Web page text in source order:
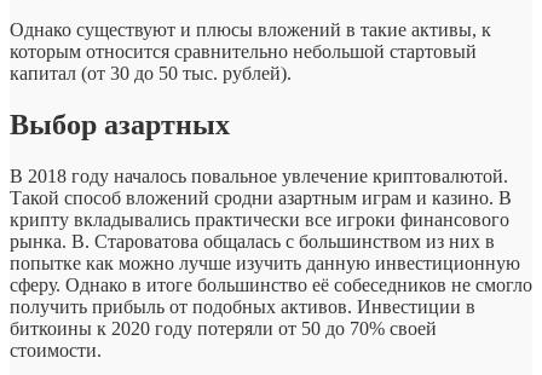
Однако существуют и плюсы вложений в такие активы, к
которым относится сравнительно небольшой стартовый
капитал (от 30 до 50 тыс. рублей).
Выбор азартных
В 2018 году началось повальное увлечение криптовалютой.
Такой способ вложений сродни азартным играм и казино. В
крипту вкладывались практически все игроки финансового
рынка. В. Староватова общалась с большинством из них в
попытке как можно лучше изучить данную инвестиционную
сферу. Однако в итоге большинство её собеседников не смогло
получить прибыль от подобных активов. Инвестиции в
биткоины к 2020 году потеряли от 50 до 70% своей
стоимости.